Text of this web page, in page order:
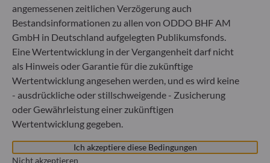
ODDO BHF Asset Management LUX
6, rue Gabriel Lippmann
L-5365 Munsbach
Luxemburg
+352 45 76 76 245
Von der Luxemburger Commission de Surveillance du
Secteur Financier (CSSF) zugelassene
Fondsverwaltungsgesellschaft, Handelsregisternummer: B
29891
angemessenen zeitlichen Verzögerung auch
Bestandsinformationen zu allen von ODDO BHF AM
GmbH in Deutschland aufgelegten Publikumsfonds.
Eine Wertentwicklung in der Vergangenheit darf nicht
als Hinweis oder Garantie für die zukünftige
Wertentwicklung angesehen werden, und es wird keine
- ausdrückliche oder stillschweigende - Zusicherung
oder Gewährleistung einer zukünftigen
Wertentwicklung gegeben.
Ich akzeptiere diese Bedingungen
Nicht akzeptieren